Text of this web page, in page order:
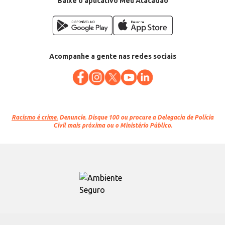
Acompanhe a gente nas redes sociais
Racismo é crime. Denuncie. Disque 100 ou procure a Delegacia de Polícia
Civil mais próxima ou o Ministério Público.